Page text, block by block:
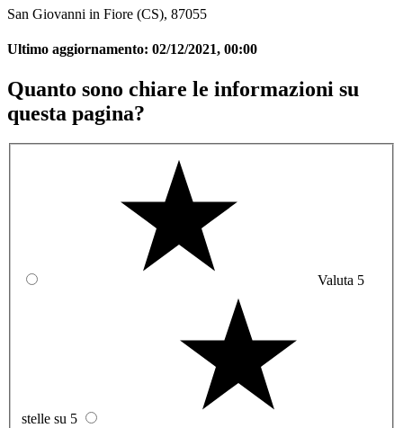
San Giovanni in Fiore (CS), 87055
Ultimo aggiornamento: 02/12/2021, 00:00
Quanto sono chiare le informazioni su
questa pagina?
Valuta 5
stelle su 5